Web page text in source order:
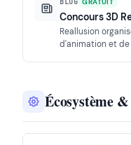
Concours 3D
Reallusion
d'animation et de
Écosystème